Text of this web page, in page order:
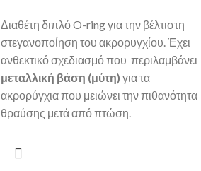
Διαθέτη διπλό O-ring για την βέλτιστη
στεγανοποίηση του ακρορυγχίου. Έχει
ανθεκτικό σχεδιασμό που περιλαμβάνει
μεταλλική βάση (μύτη) για τα
ακρορύγχια που μειώνει την πιθανότητα
θραύσης μετά από πτώση.